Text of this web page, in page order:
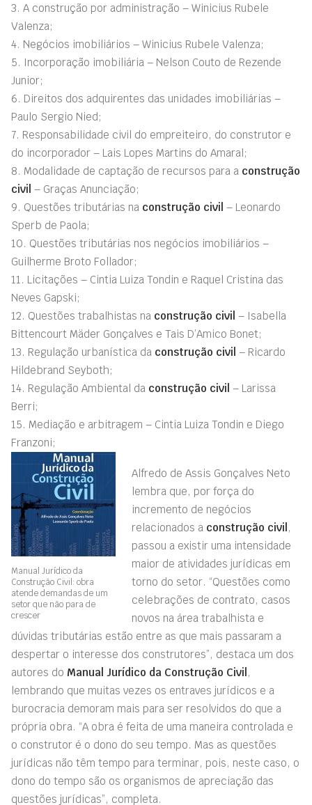
3. A construção por administração – Winicius Rubele
Valenza;
4. Negócios imobiliários – Winicius Rubele Valenza;
5. Incorporação imobiliária – Nelson Couto de Rezende
Junior;
6. Direitos dos adquirentes das unidades imobiliárias –
Paulo Sergio Nied;
7. Responsabilidade civil do empreiteiro, do construtor e
do incorporador – Lais Lopes Martins do Amaral;
8. Modalidade de captação de recursos para a construção
civil – Graças Anunciação;
9. Questões tributárias na construção civil – Leonardo
Sperb de Paola;
10. Questões tributárias nos negócios imobiliários –
Guilherme Broto Follador;
11. Licitações – Cintia Luiza Tondin e Raquel Cristina das
Neves Gapski;
12. Questões trabalhistas na construção civil – Isabella
Bittencourt Mäder Gonçalves e Tais D’Amico Bonet;
13. Regulação urbanística da construção civil – Ricardo
Hildebrand Seyboth;
14. Regulação Ambiental da construção civil – Larissa
Berri;
15. Mediação e arbitragem – Cintia Luiza Tondin e Diego
Franzoni;
Manual Jurídico da
Construção Civil: obra
atende demandas de um
setor que não para de
crescer
Alfredo de Assis Gonçalves Neto
lembra que, por força do
incremento de negócios
relacionados a construção civil ,
passou a existir uma intensidade
maior de atividades jurídicas em
torno do setor. “Questões como
celebrações de contrato, casos
novos na área trabalhista e
dúvidas tributárias estão entre as que mais passaram a
despertar o interesse dos construtores”, destaca um dos
autores do Manual Jurídico da Construção Civil ,
lembrando que muitas vezes os entraves jurídicos e a
burocracia demoram mais para ser resolvidos do que a
própria obra. “A obra é feita de uma maneira controlada e
o construtor é o dono do seu tempo. Mas as questões
jurídicas não têm tempo para terminar, pois, neste caso, o
dono do tempo são os organismos de apreciação das
questões jurídicas”, completa.